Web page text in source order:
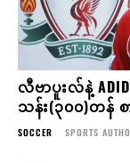
လီဗာပူးလ်နဲ့
သန်း(၃၀၀)တန်
SOCCER SPORTS